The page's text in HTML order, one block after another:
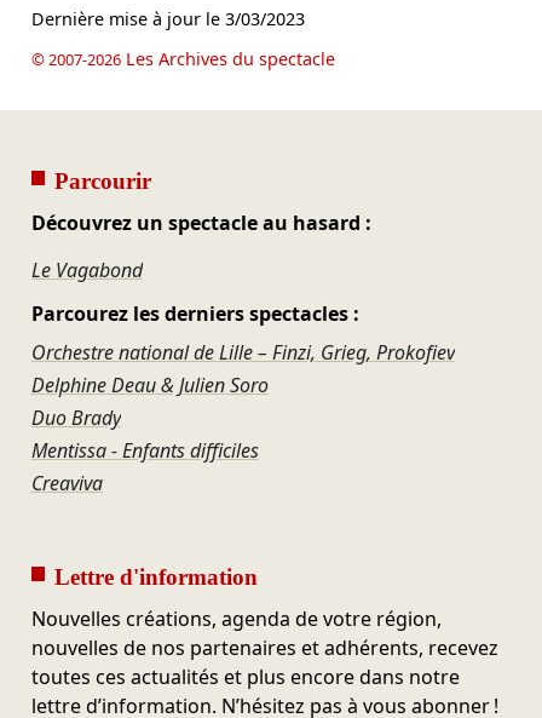
Dernière mise à jour le 3/03/2023
© 2007-2026Les Archives du spectacle
Parcourir
Découvrez un spectacle au hasard :
Le Vagabond
Parcourez les derniers spectacles :
Orchestre national de Lille – Finzi, Grieg, Prokofiev
Delphine Deau & Julien Soro
Duo Brady
Mentissa - Enfants difficiles
Creaviva
Lettre d'information
Nouvelles créations, agenda de votre région,
nouvelles de nos partenaires et adhérents, recevez
toutes ces actualités et plus encore dans notre
lettre d’information. N’hésitez pas à vous abonner !